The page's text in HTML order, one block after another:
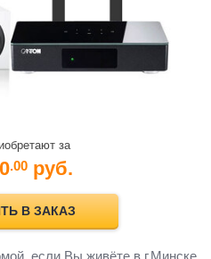
за
.00 руб.
В ЗАКАЗ